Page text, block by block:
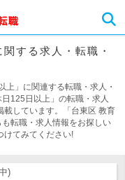
する求人・転職・
上」に関連する転職・求人・
125日以上」の転職・求人
載しています。「台東区 教育
転職・求人情報をお探しい
けてみてください!
)